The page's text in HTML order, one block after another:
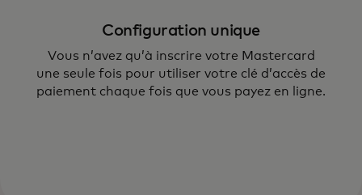
Les clés d’accès de paiement vous
permettent d’authentifier vos achats en
ligne par empreinte digitale,
Configuration unique
Vous n’avez qu’à inscrire votre Mastercard
une seule fois pour utiliser votre clé d’accès de
paiement chaque fois que vous payez en ligne.